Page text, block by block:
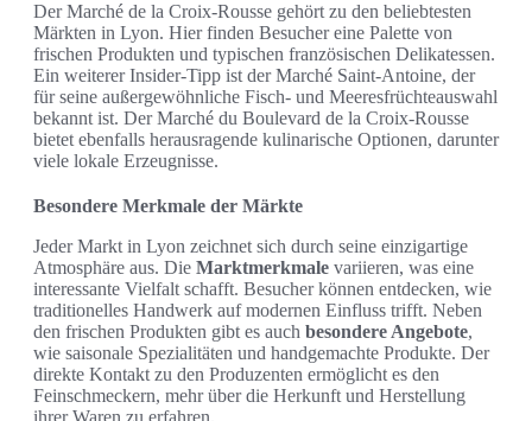
Der Marché de la Croix-Rousse gehört zu den beliebtesten
Märkten in Lyon. Hier finden Besucher eine Palette von
frischen Produkten und typischen französischen Delikatessen.
Ein weiterer Insider-Tipp ist der Marché Saint-Antoine, der
für seine außergewöhnliche Fisch- und Meeresfrüchteauswahl
bekannt ist. Der Marché du Boulevard de la Croix-Rousse
bietet ebenfalls herausragende kulinarische Optionen, darunter
viele lokale Erzeugnisse.
Besondere Merkmale der Märkte
Jeder Markt in Lyon zeichnet sich durch seine einzigartige
Atmosphäre aus. Die Marktmerkmale variieren, was eine
interessante Vielfalt schafft. Besucher können entdecken, wie
traditionelles Handwerk auf modernen Einfluss trifft. Neben
den frischen Produkten gibt es auch besondere Angebote,
wie saisonale Spezialitäten und handgemachte Produkte. Der
direkte Kontakt zu den Produzenten ermöglicht es den
Feinschmeckern, mehr über die Herkunft und Herstellung